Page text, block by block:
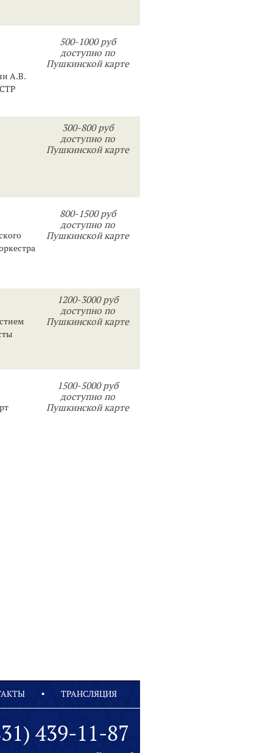
А.В.
500-1000 руб
доступно по
Пушкинской карте
300-800 руб
доступно по
Пушкинской карте
800-1500 руб
доступно по
Пушкинской карте
1200-3000 руб
доступно по
Пушкинской карте
1500-5000 руб
доступно по
Пушкинской карте
ТРАНСЛЯЦИЯ
439-11-87